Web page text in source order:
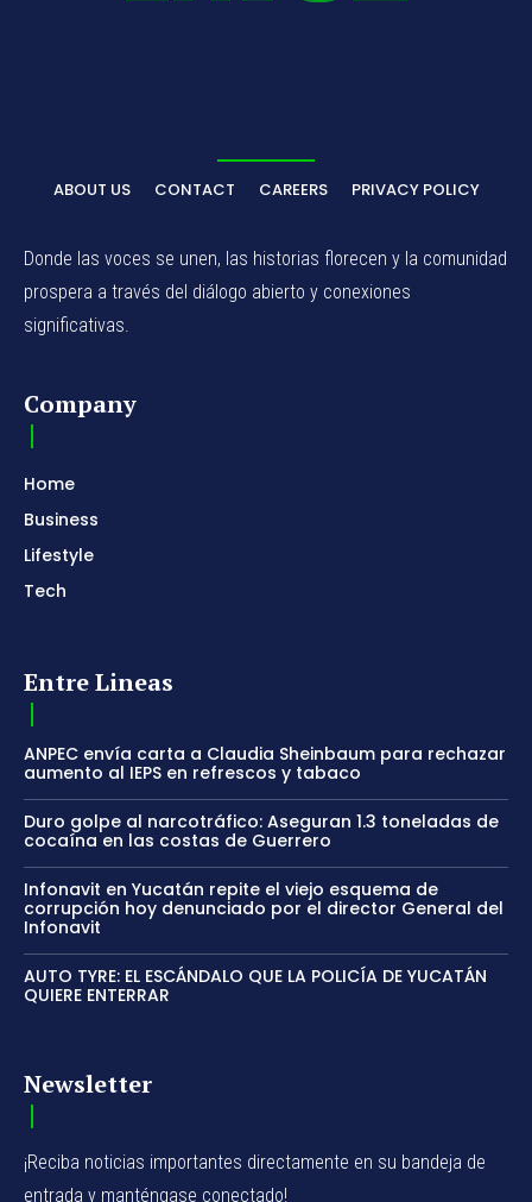
ABOUT US CONTACT CAREERS PRIVACY POLICY
Donde las voces se unen, las historias florecen y la comunidad
prospera a través del diálogo abierto y conexiones
significativas.
Company
Home
Business
Lifestyle
Tech
Entre Lineas
ANPEC envía carta a Claudia Sheinbaum para rechazar
aumento al IEPS en refrescos y tabaco
Duro golpe al narcotráfico: Aseguran 1.3 toneladas de
cocaína en las costas de Guerrero
Infonavit en Yucatán repite el viejo esquema de
corrupción hoy denunciado por el director General del
Infonavit
AUTO TYRE: EL ESCÁNDALO QUE LA POLICÍA DE YUCATÁN
QUIERE ENTERRAR
Newsletter
¡Reciba noticias importantes directamente en su bandeja de
entrada y manténgase conectado!